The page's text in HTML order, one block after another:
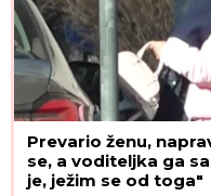
Prevario ženu,
se, a voditeljka ga
je, ježim se od toga"